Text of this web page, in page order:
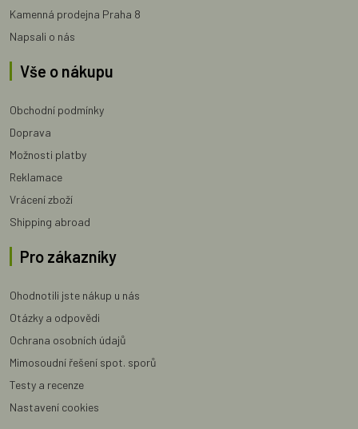
Kamenná prodejna Praha 8
Napsali o nás
Vše o nákupu
Obchodní podmínky
Doprava
Možnosti platby
Reklamace
Vrácení zboží
Shipping abroad
Pro zákazníky
Ohodnotili jste nákup u nás
Otázky a odpovědi
Ochrana osobních údajů
Mimosoudní řešení spot. sporů
Testy a recenze
Nastavení cookies